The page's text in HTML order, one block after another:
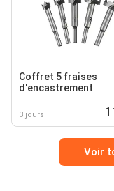
Coffret 5 fraises
d'encastrement
3 jours
Voir